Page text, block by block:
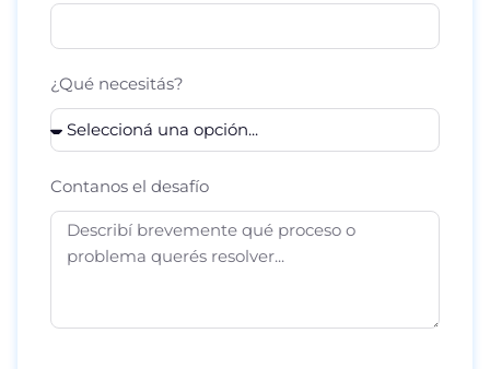
¿Qué necesitás?
Contanos el desafío